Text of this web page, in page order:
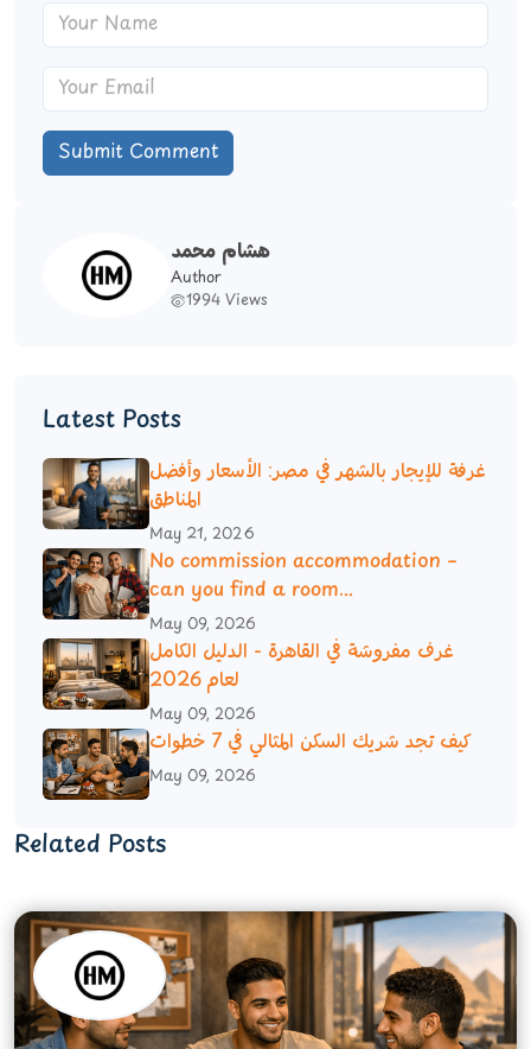
Submit Comment
هشام محمد
Author
1994 Views
Latest Posts
غرفة للإيجار بالشهر في مصر: الأسعار وأفضل
المناطق
May 21, 2026
No commission accommodation –
can you find a room...
May 09, 2026
غرف مفروشة في القاهرة - الدليل الكامل
لعام 2026
May 09, 2026
كيف تجد شريك السكن المثالي في 7 خطوات
May 09, 2026
Related Posts